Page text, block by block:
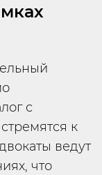
с
к
ведут
что